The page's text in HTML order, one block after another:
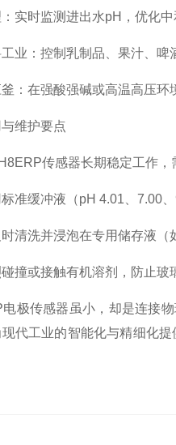
时监测进出水pH，优化中
：控制乳制品、果汁、啤
在强酸强碱或高温高压环
维护要点
传感器长期稳定工作，
缓冲液（pH 4.01、7.00、
洗并浸泡在专用储存液（
或接触有机溶剂，防止玻
传感器虽小，却是连接物
代工业的智能化与精细化